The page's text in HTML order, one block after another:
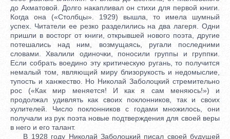
до Ахматовой. Долго накапливал он стихи для первой книги.
Когда она («Столбцы». 1929) вышла, то имела шумный
успех. Читатели ее резко разделились на два лагеря. Одни
пришли в восторг от книги, открывшей нового поэта, другие
потешались над ним, возмущаясь, ругали последними
словами. Хвалили одиночки, поносили группы и группки.
Если собрать воедино эту критическую ругань, то получится
немалый том, являющий миру близорукость и недомыслие,
тупость и ханжество. Но Николай Заболоцкий стремительно
рос («Как мир меняется! И как я сам меняюсь!») и
продолжал удивлять как своих поклонников, так и своих
хулителей. Число поклонников с годами множилось, они
получали из рук поэта новые подтверждения для своей веры
в него и его талант.
В 1928 году Николай Заболоцкий писал своей будущей